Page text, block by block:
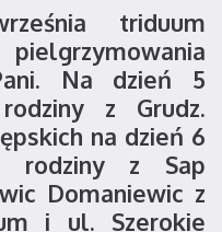
triduum
Na dzień 5
z Grudz.
na dzień 6
rodziny z Sap
Domaniewic z
i ul. Szerokie